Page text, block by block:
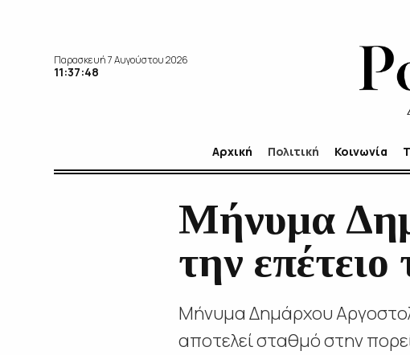
Παρασκευή 7 Αυγούστου 2026
11:37:50
Αρχική Πολιτική Κοινωνία
Μήνυμα
την
Μήνυμα Δημάρχου
αποτελεί σταθμό στην